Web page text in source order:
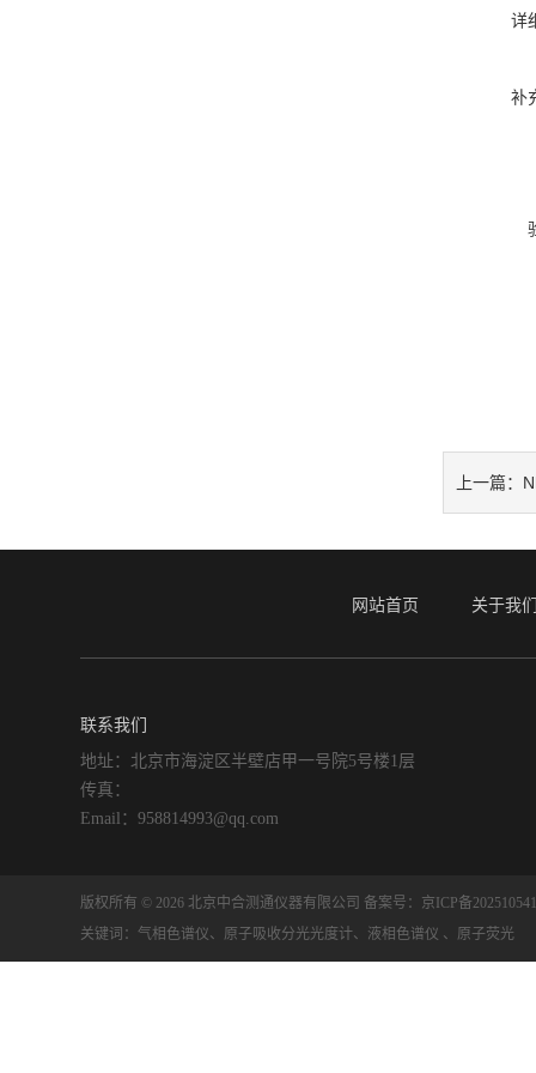
详
补
上一篇：
网站首页 关于我们
联系我们
地址：北京市海淀区半壁店甲一号院5号楼1层
传真：
Email：958814993@qq.com
版权所有 © 2026 北京中合测通仪器有限公司 备案号：京ICP备
关键词：气相色谱仪、原子吸收分光光度计、液相色谱仪 、原子荧光